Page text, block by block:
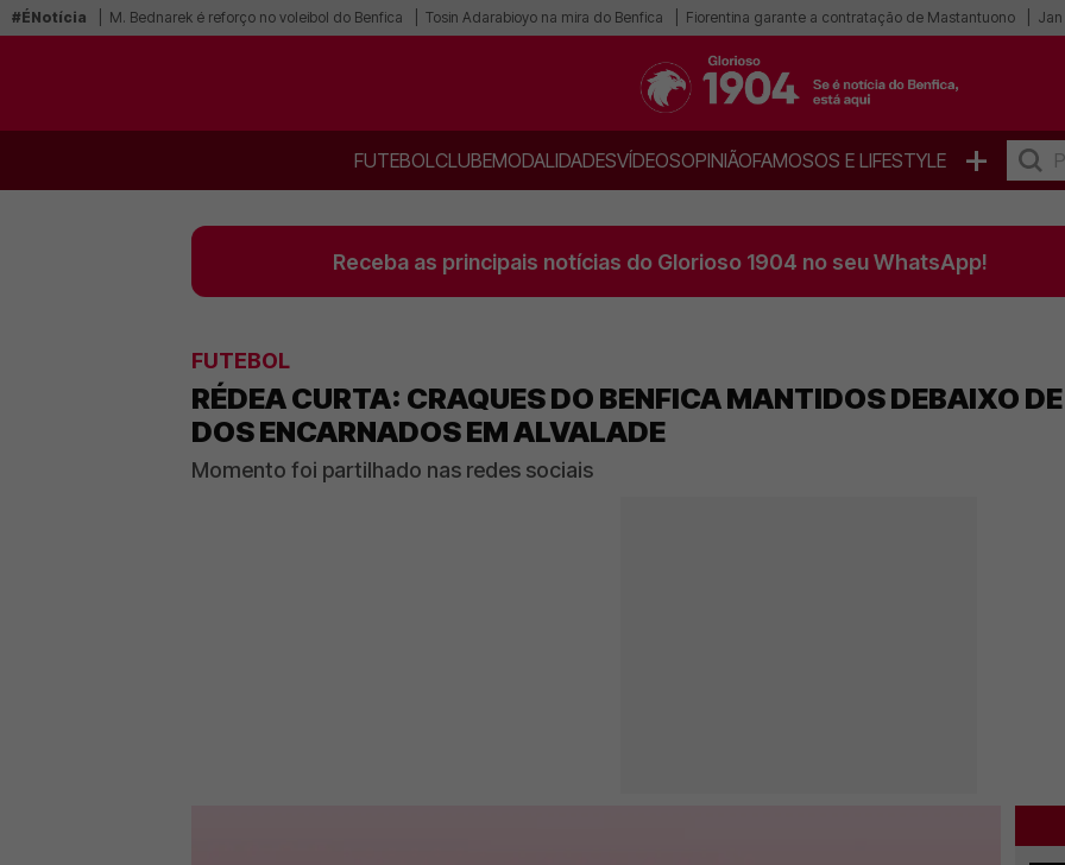
#ÉNotícia M. Bednarek é reforço no voleibol do Benfica Tosin Adarabioyo na mira do Benfica Fiorentina garante a contratação de Mastantuono
FUTEBOLCLUBEMODALIDADESVÍDEOSOPINIÃOFAMOSOS E LIFESTYLE +
Receba as principais notícias do Glorioso 1904 no seu WhatsApp!
FUTEBOL
RÉDEA CURTA: CRAQUES DO BENFICA MANTIDOS DEBAIXO
DOS ENCARNADOS EM ALVALADE
Momento foi partilhado nas redes sociais